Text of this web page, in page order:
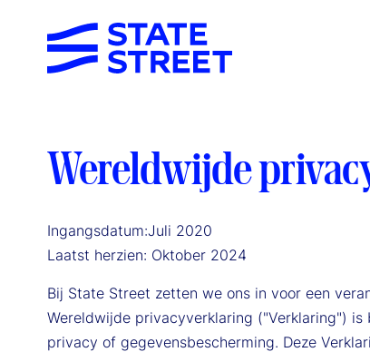
Wereldwijde
Ingangsdatum:Juli 2020
Laatst herzien: Oktober 2024
Bij State Street zetten we ons in voor een
Wereldwijde privacyverklaring ("Verklaring")
privacy of gegevensbescherming. Deze